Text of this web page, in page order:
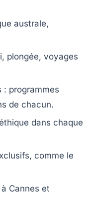
australe,
, plongée, voyages
: programmes
de chacun.
dans chaque
comme le
Cannes et